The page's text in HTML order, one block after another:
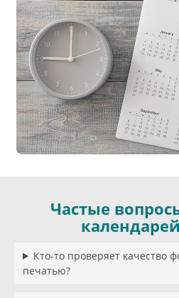
Частые
Кто-то проверяет качество
печатью?